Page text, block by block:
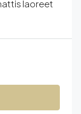
laoreet